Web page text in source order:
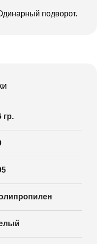
подворот.
гр.